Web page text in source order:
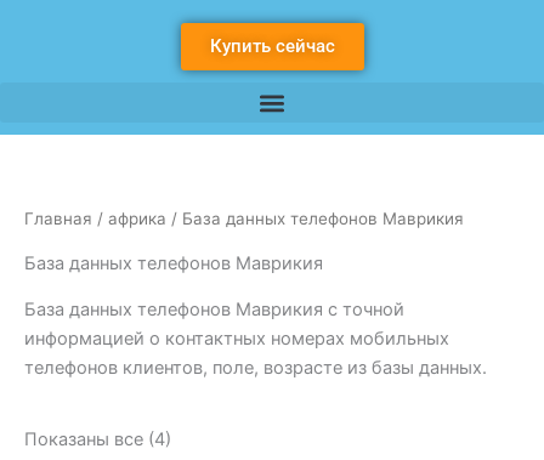
Купить сейчас
Главная / африка / База данных телефонов Маврикия
База данных телефонов Маврикия
База данных телефонов Маврикия с точной
информацией о контактных номерах мобильных
телефонов клиентов, поле, возрасте из базы данных.
Показаны все (4)